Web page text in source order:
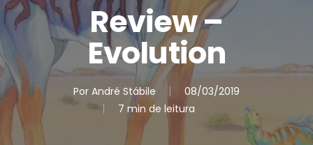
Review –
Evolution
Por André Stábile
08/03/2019
7 min de leitura